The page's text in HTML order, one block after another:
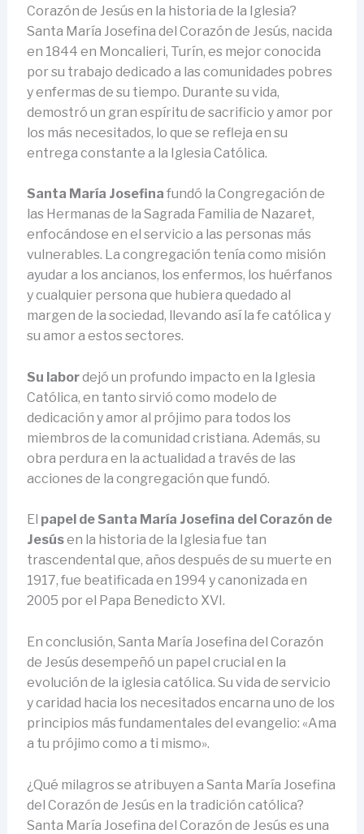
Corazón de Jesús en la historia de la Iglesia?
Santa María Josefina del Corazón de Jesús, nacida
en 1844 en Moncalieri, Turín, es mejor conocida
por su trabajo dedicado a las comunidades pobres
y enfermas de su tiempo. Durante su vida,
demostró un gran espíritu de sacrificio y amor por
los más necesitados, lo que se refleja en su
entrega constante a la Iglesia Católica.
Santa María Josefina fundó la Congregación de
las Hermanas de la Sagrada Familia de Nazaret,
enfocándose en el servicio a las personas más
vulnerables. La congregación tenía como misión
ayudar a los ancianos, los enfermos, los huérfanos
y cualquier persona que hubiera quedado al
margen de la sociedad, llevando así la fe católica y
su amor a estos sectores.
Su labordejó un profundo impacto en la Iglesia
Católica, en tanto sirvió como modelo de
dedicación y amor al prójimo para todos los
miembros de la comunidad cristiana. Además, su
obra perdura en la actualidad a través de las
acciones de la congregación que fundó.
El papel de Santa María Josefina del Corazón de
Jesúsen la historia de la Iglesia fue tan
trascendental que, años después de su muerte en
1917, fue beatificada en 1994 y canonizada en
2005 por el Papa Benedicto XVI.
En conclusión, Santa María Josefina del Corazón
de Jesús desempeñó un papel crucial en la
evolución de la iglesia católica. Su vida de servicio
y caridad hacia los necesitados encarna uno de los
principios más fundamentales del evangelio: «Ama
a tu prójimo como a ti mismo».
¿Qué milagros se atribuyen a Santa María Josefina
del Corazón de Jesús en la tradición católica?
Santa María Josefina del Corazón de Jesús es una